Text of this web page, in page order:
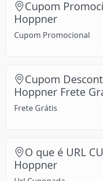
Cupom
Hoppner
Cupom Promocional
Cupom
Hoppner Frete
Frete Grátis
O que é URL
Hoppner